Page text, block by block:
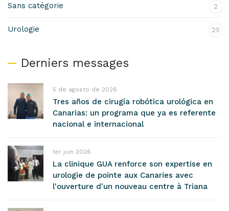
Sans catégorie 2
Urologie 25
Derniers messages
5 de agosto de 2026
Tres años de cirugía robótica urológica en
Canarias: un programa que ya es referente
nacional e internacional
1er juin 2026
La clinique GUA renforce son expertise en
urologie de pointe aux Canaries avec
l'ouverture d'un nouveau centre à Triana